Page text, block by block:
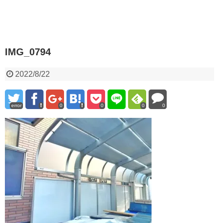
IMG_0794
2022/8/22
error 0 0 0 0